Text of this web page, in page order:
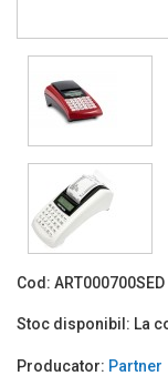
Cod: ART000700SED
Stoc disponibil: La
Producator: Partner